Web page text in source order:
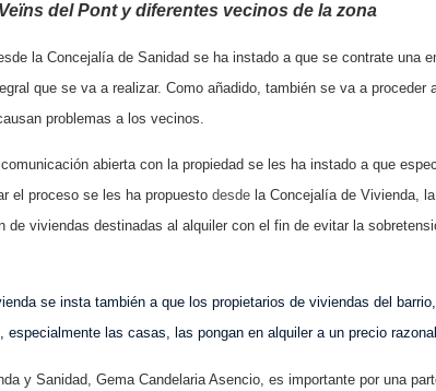
del Pont y diferentes vecinos de la zona
la Concejalía de Sanidad se ha instado a que se contrate una
que se va a realizar. Como añadido, también se va a proceder
problemas a los vecinos.
comunicación abierta con la propiedad se les ha instado a que
el proceso se les ha propuesto desde la Concejalía de Vivienda,
de viviendas destinadas al alquiler con el fin de evitar la
se insta también a que los propietarios de viviendas del
especialmente las casas, las pongan en alquiler a un precio
y Sanidad, Gema Candelaria Asencio, es importante por una